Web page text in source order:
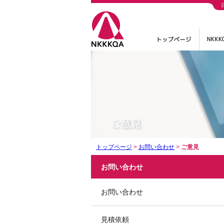
トップページ > お問い合わせ > ご意見
お問い合わせ
お問い合わせ
見積依頼